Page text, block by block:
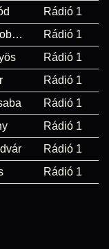
Rádió 1
Hajdúszoboszló
Rádió 1
Rádió 1
Rádió 1
Rádió 1
Rádió 1
Rádió 1
Rádió 1